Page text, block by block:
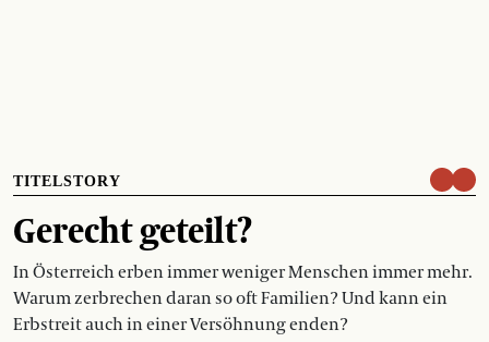
TITELSTORY
Gerecht geteilt?
In Österreich erben immer weniger Menschen immer mehr.
Warum zerbrechen daran so oft Familien? Und kann ein
Erbstreit auch in einer Versöhnung enden?